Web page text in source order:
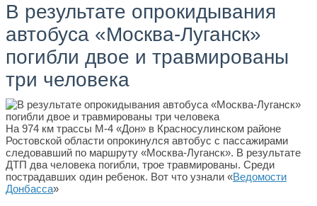
В результате опрокидывания
автобуса «Москва-Луганск»
погибли двое и травмированы
три человека
На 974 км трассы М-4 «Дон» в Красносулинском районе
Ростовской области опрокинулся автобус с пассажирами
следовавший по маршруту «Москва-Луганск». В результате
ДТП два человека погибли, трое травмированы. Среди
пострадавших один ребенок. Вот что узнали «Ведомости
Донбасса»